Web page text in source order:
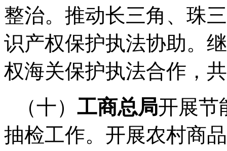
整治。推动长三角、珠
识产权保护执法协助。
权海关保护执法合作，
（十） 工商总局开展节
抽检工作。开展农村商